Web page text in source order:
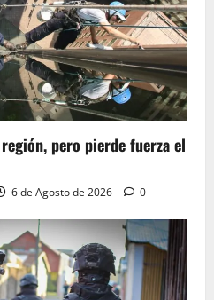
pero pierde fuerza el
6 de Agosto de 2026 0